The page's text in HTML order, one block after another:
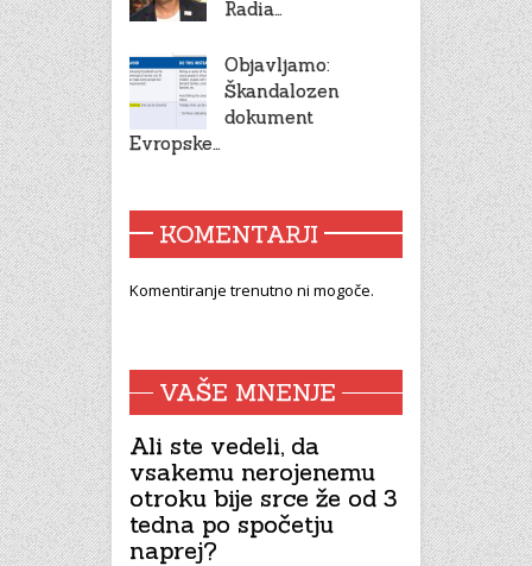
Radia…
Objavljamo:
Škandalozen
dokument
Evropske…
KOMENTARJI
Komentiranje trenutno ni mogoče.
VAŠE MNENJE
Ali ste vedeli, da
vsakemu nerojenemu
otroku bije srce že od 3
tedna po spočetju
naprej?